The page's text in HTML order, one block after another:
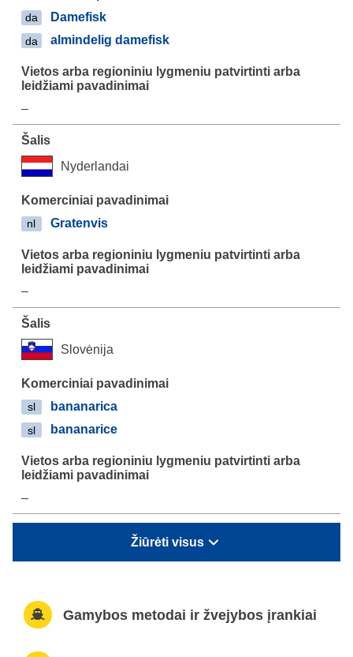
da Damefisk
da almindelig damefisk
–
Nyderlandai
nl Gratenvis
–
Slovėnija
sl bananarica
sl bananarice
–
Žiūrėti visus
Gamybos metodai ir žvejybos įrankiai